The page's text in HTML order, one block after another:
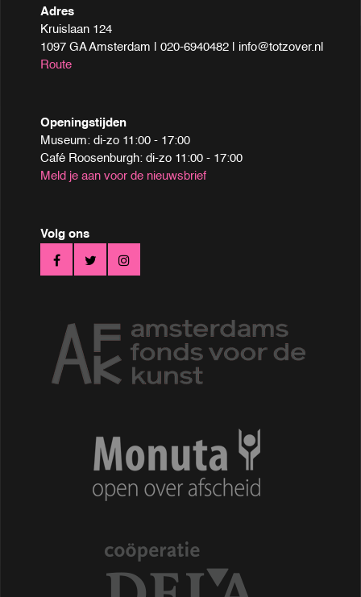
Adres
Kruislaan 124
1097 GA Amsterdam | 020-6940482 | info@totzover.nl
Route
Openingstijden
Museum: di-zo 11:00 - 17:00
Café Roosenburgh: di-zo 11:00 - 17:00
Meld je aan voor de nieuwsbrief
Volg ons